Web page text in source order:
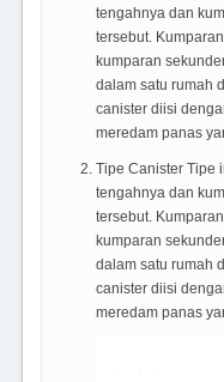
tengahnya dan
tersebut.
kumparan
dalam satu rumah
canister diisi
meredam panas
Tipe Canister Tipe
tengahnya dan
tersebut.
kumparan
dalam satu rumah
canister diisi
meredam panas